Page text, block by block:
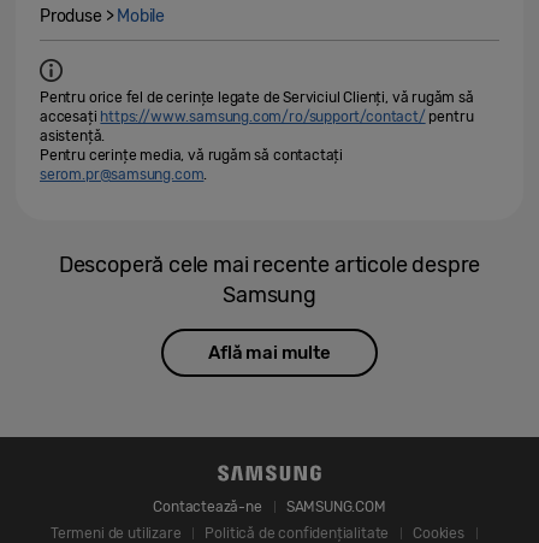
Produse > Mobile
Pentru orice fel de cerințe legate de Serviciul Clienți, vă rugăm să
accesați https://www.samsung.com/ro/support/contact/ pentru
asistență.
Pentru cerințe media, vă rugăm să contactați
serom.pr@samsung.com.
Descoperă cele mai recente articole despre
Samsung
Află mai multe
Contactează-ne
SAMSUNG.COM
Termeni de utilizare
Politică de confidențialitate Cookies